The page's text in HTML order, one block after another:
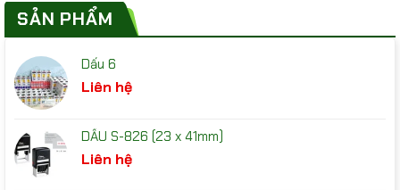
SẢN PHẨM
Dấu 6
Liên hệ
DẤU S-826 (23 x 41mm)
Liên hệ